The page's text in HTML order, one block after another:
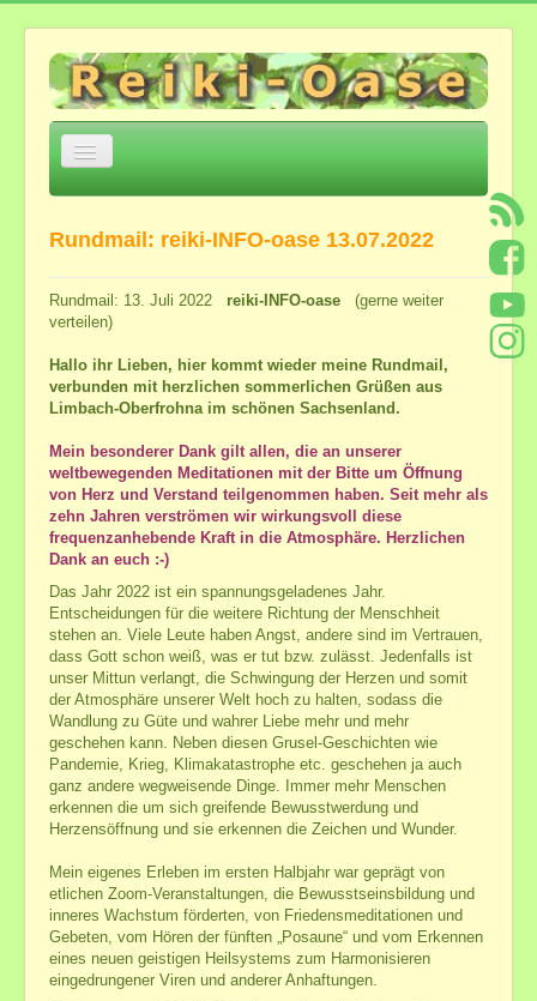
Navigation
Über mich
Einige Eckpunkte
Jesu Trilogie Auszüge
Verstand
*Heilsame Stunde mit Bettina*
Angebote und Kosten
Angebote in der Reiki-Oase ...
Termine und Veranstaltungen außerhalb
Übernachtung bei längerer Anfahrt
Reiki-Anwendung+Seminare
Reiki
Fern-Reiki
Reiki-Seminare 1.-7. Grad
Reiki-Seminar-Preisliste
GeistigesHeilen+FernWeihen
Geistiges Heilen
GGAB - Ganzheitliche Geistige Aufrichtung und
Begradigung
ATLAS-Wirbel Korrektur
weitere heilsame Systeme ...
Rundmail: reiki-INFO-oase 13.07.2022
Rundmail: 13. Juli 2022 reiki-INFO-oase (gerne weiter
verteilen)
Hallo ihr Lieben, hier kommt wieder meine Rundmail,
verbunden mit herzlichen sommerlichen Grüßen aus
Limbach-Oberfrohna im schönen Sachsenland.
Mein besonderer Dank gilt allen, die an unserer
weltbewegenden Meditationen mit der Bitte um Öffnung
von Herz und Verstand teilgenommen haben. Seit mehr als
zehn Jahren verströmen wir wirkungsvoll diese
frequenzanhebende Kraft in die Atmosphäre. Herzlichen
Dank an euch :-)
Das Jahr 2022 ist ein spannungsgeladenes Jahr.
Entscheidungen für die weitere Richtung der Menschheit
stehen an. Viele Leute haben Angst, andere sind im Vertrauen,
dass Gott schon weiß, was er tut bzw. zulässt. Jedenfalls ist
unser Mittun verlangt, die Schwingung der Herzen und somit
der Atmosphäre unserer Welt hoch zu halten, sodass die
Wandlung zu Güte und wahrer Liebe mehr und mehr
geschehen kann. Neben diesen Grusel-Geschichten wie
Pandemie, Krieg, Klimakatastrophe etc. geschehen ja auch
ganz andere wegweisende Dinge. Immer mehr Menschen
erkennen die um sich greifende Bewusstwerdung und
Herzensöffnung und sie erkennen die Zeichen und Wunder.
Mein eigenes Erleben im ersten Halbjahr war geprägt von
etlichen Zoom-Veranstaltungen, die Bewusstseinsbildung und
inneres Wachstum förderten, von Friedensmeditationen und
Gebeten, vom Hören der fünften „Posaune“ und vom Erkennen
eines neuen geistigen Heilsystems zum Harmonisieren
eingedrungener Viren und anderer Anhaftungen.